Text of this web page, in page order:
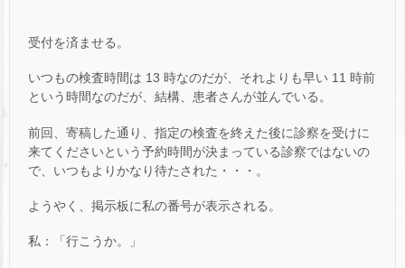
受付を済ませる。
いつもの検査時間は 13 時なのだが、それよりも早い 11 時前
という時間なのだが、結構、患者さんが並んでいる。
前回、寄稿した通り、指定の検査を終えた後に診察を受けに
来てくださいという予約時間が決まっている診察ではないの
で、いつもよりかなり待たされた・・・。
ようやく、掲示板に私の番号が表示される。
私：「行こうか。」